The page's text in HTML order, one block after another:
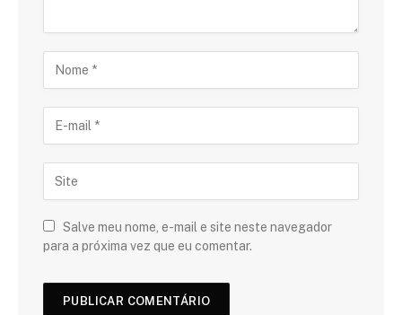
Salve meu nome, e-mail e site neste navegador
para a próxima vez que eu comentar.